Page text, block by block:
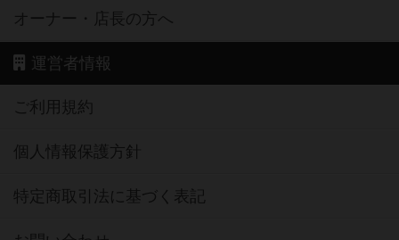
オーナー・店長の方へ
運営者情報
ご利用規約
個人情報保護方針
特定商取引法に基づく表記